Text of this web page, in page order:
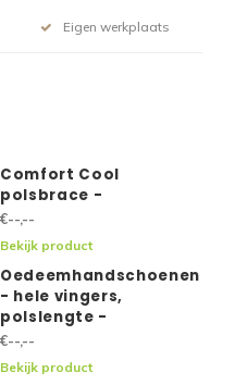
Eigen werkplaats
Comfort Cool
polsbrace -
€--,--
Bekijk product
Oedeemhandschoenen
- hele vingers,
polslengte -
€--,--
Bekijk product